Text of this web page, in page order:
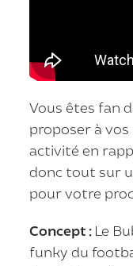
Vous êtes fan
proposer à
activité en
donc tout sur
pour votre
Concept : Le
funky du